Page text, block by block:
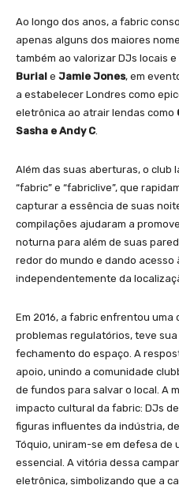
Ao longo dos anos, a fabric
apenas alguns dos maiores
também ao valorizar DJs locais
Burial e Jamie Jones, em
a estabelecer Londres como
eletrônica ao atrair lendas como
Sasha e Andy C
Além das suas aberturas, o club
“fabric” e “fabriclive”, que
capturar a essência de suas
compilações ajudaram a
noturna para além de suas
redor do mundo e dando acesso
independentemente da
Em 2016, a fabric enfrentou
problemas regulatórios, teve
fechamento do espaço. A
apoio, unindo a comunidade
de fundos para salvar o local. A
impacto cultural da fabric: DJs
figuras influentes da indústria,
Tóquio, uniram-se em defesa de
essencial. A vitória dessa
eletrônica, simbolizando que a